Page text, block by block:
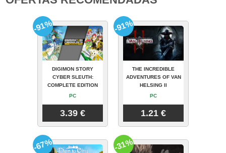
DIGIMON STORY
CYBER SLEUTH:
COMPLETE EDITION
PC
3.39 €
-91%
THE INCREDIBLE
ADVENTURES OF VAN
HELSING II
PC
1.21 €
-91%
-67% -31%